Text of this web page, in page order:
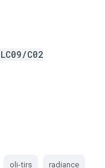
C02
oli-tirs radiance